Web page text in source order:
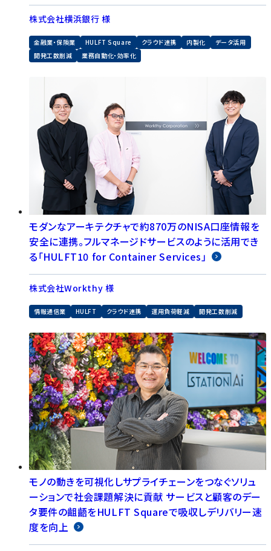
株式会社横浜銀行 様
金融業・保険業 HULFT Square クラウド連携 内製化
データ活用
開発工数削減
業務自動化・効率化
モダンなアーキテクチャで約870万のNISA口座情報を
安全に連携。フルマネージドサービスのように活用でき
る「HULFT10 for Container Services」
株式会社Workthy 様
情報通信業 HULFT クラウド連携 運用負荷軽減 開発工数削減
モノの動きを可視化しサプライチェーンをつなぐソリュ
ーションで社会課題解決に貢献 サービスと顧客のデー
タ要件の齟齬をHULFT Squareで吸収しデリバリー速
度を向上